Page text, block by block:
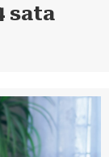
sata